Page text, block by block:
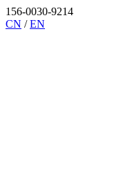
156-0030-9214
CN /EN